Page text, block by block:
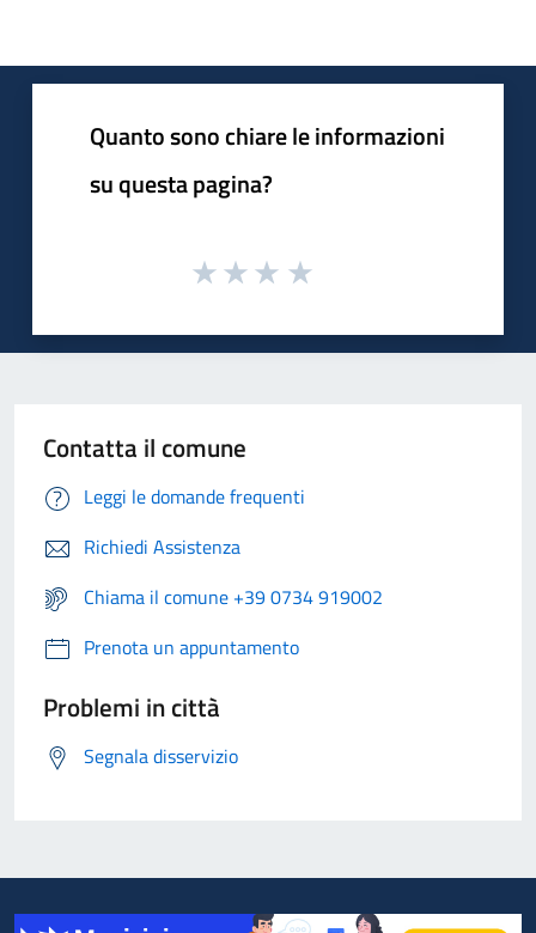
Quanto sono chiare le informazioni
su questa pagina?
Contatta il comune
Leggi le domande frequenti
Richiedi Assistenza
Chiama il comune +39 0734 919002
Prenota un appuntamento
Problemi in città
Segnala disservizio